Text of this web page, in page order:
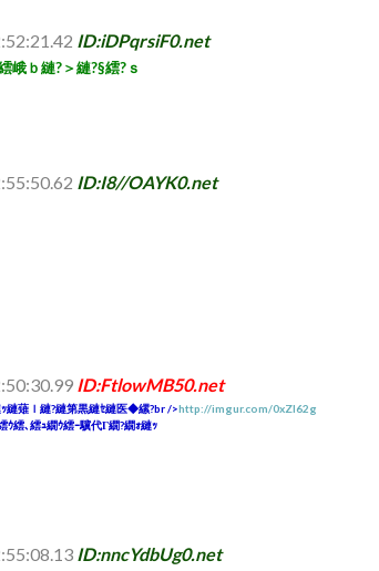
ID:iDPqrsiF0.net
ｂ縺?＞縺?§繧?ｓ
ID:I8//OAYK0.net
ID:FtlowMB50.net
縺薙ｌ縺?縺第黒縺ｾ縺医◆縲?br />http://imgur.com/0xZI62g
ｳ繧､繧ｭ繝ｳ繧ｰ驥代Γ繝?繝ｫ縺ｯ
ID:nncYdbUg0.net